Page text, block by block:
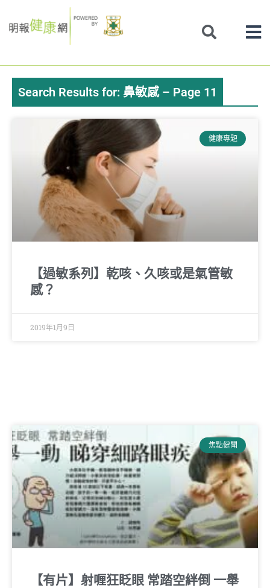
to
Search Results for: 鼻敏感 – Page 11
健康專題
【過敏系列】乾咳、久咳或是氣管敏
感？
2019年1月9日
焦點健聞
【有片】射喱狂眨眼 常踏空絆倒 一舉
Page PagePagePagePage Page